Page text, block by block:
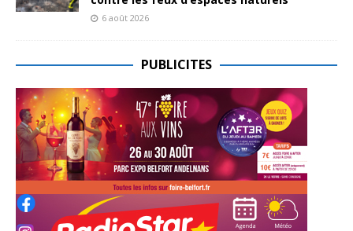
6 août 2026
PUBLICITES